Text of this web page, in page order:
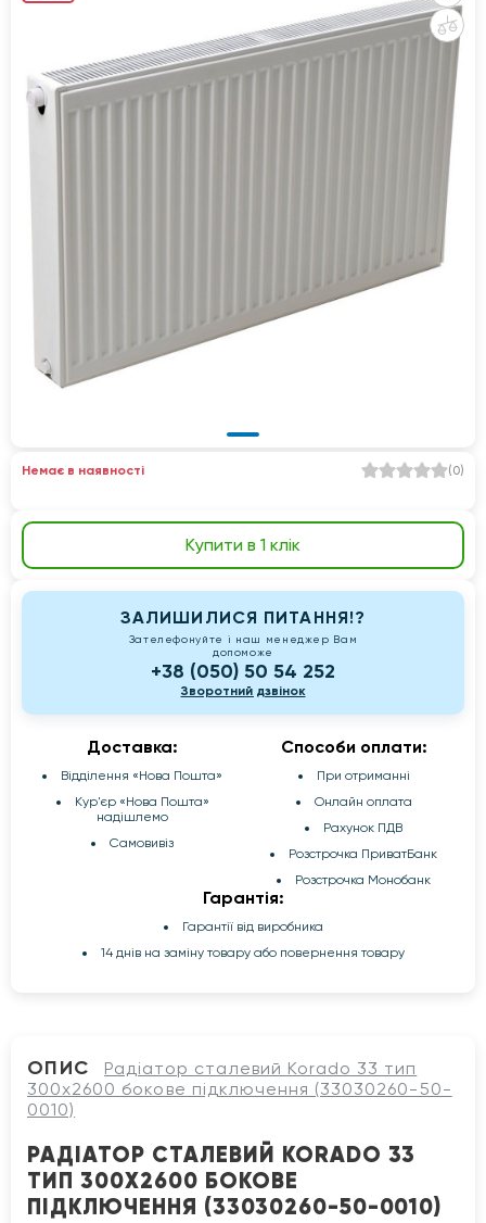
Немає в наявності (0)
Купити в 1 клік
ЗАЛИШИЛИСЯ ПИТАННЯ!?
Зателефонуйте і наш менеджер Вам
допоможе
+38 (050) 50 54 252
Зворотний дзвінок
Доставка:
Відділення «Нова Пошта»
Кур'єр «Нова Пошта»
надішлемо
Самовивіз
Способи оплати:
При отриманні
Онлайн оплата
Рахунок ПДВ
Розстрочка ПриватБанк
Розстрочка Монобанк
Гарантія:
Гарантії від виробника
14 днів на заміну товару або повернення товару
ОПИС
Радіатор сталевий Korado 33 тип
300x2600 бокове підключення (33030260-50-
0010)
РАДІАТОР СТАЛЕВИЙ KORADO 33
ТИП 300X2600 БОКОВЕ
ПІДКЛЮЧЕННЯ (33030260-50-0010)